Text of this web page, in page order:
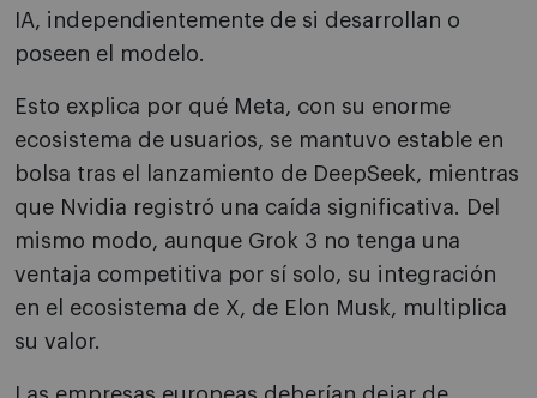
IA, independientemente de si desarrollan o
poseen el modelo.
Esto explica por qué Meta, con su enorme
ecosistema de usuarios, se mantuvo estable en
bolsa tras el lanzamiento de DeepSeek, mientras
que Nvidia registró una caída significativa. Del
mismo modo, aunque Grok 3 no tenga una
ventaja competitiva por sí solo, su integración
en el ecosistema de X, de Elon Musk, multiplica
su valor.